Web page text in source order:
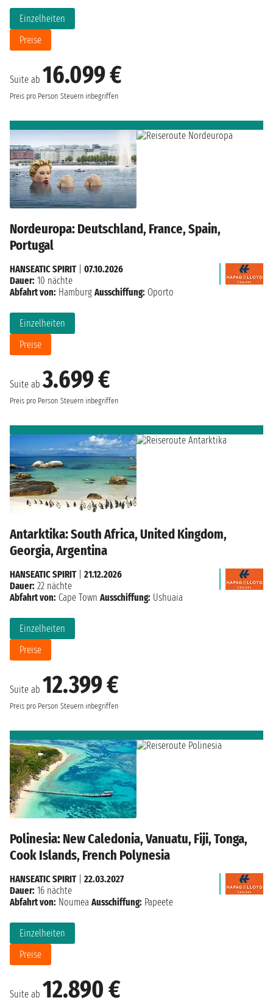
Suite ab 16.099 €
Preis pro Person Steuern inbegriffen
Einzelheiten
Preise
Nordeuropa: Deutschland, France, Spain,
Portugal
Suite ab3.699 €
Preis pro Person Steuern inbegriffen
Einzelheiten
Preise
HANSEATIC SPIRIT| 07.10.2026
Dauer: 10 nächte
Abfahrt von: Hamburg Ausschiffung: Oporto
Antarktika: South Africa, United Kingdom,
Georgia, Argentina
Suite ab 12.399 €
Preis pro Person Steuern inbegriffen
Einzelheiten
Preise
HANSEATIC SPIRIT| 21.12.2026
Dauer: 22 nächte
Abfahrt von: Cape Town Ausschiffung: Ushuaia
Polinesia: New Caledonia, Vanuatu, Fiji, Tonga,
Cook Islands, French Polynesia
Suite ab 12.890 €
Einzelheiten
Preise
HANSEATIC SPIRIT| 22.03.2027
Dauer: 16 nächte
Abfahrt von: Noumea Ausschiffung: Papeete